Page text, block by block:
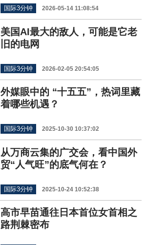
国际3分钟 2026-05-14 11:08:54
美国AI最大的敌人，可能是它老
旧的电网
国际3分钟 2026-02-05 20:54:05
外媒眼中的 “十五五”，热词里藏
着哪些机遇？
国际3分钟 2025-10-30 10:37:02
从万商云集的广交会，看中国外
贸“人气旺”的底气何在？
国际3分钟 2025-10-24 10:52:38
高市早苗通往日本首位女首相之
路荆棘密布